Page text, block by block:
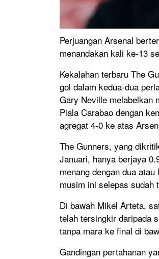
Perjuangan Arsenal
menandakan kali ke-13
Kekalahan terbaru The
gol dalam kedua-dua
Gary Neville melabelkan
Piala Carabao dengan
agregat 4-0 ke atas
The Gunners, yang
Januari, hanya berjaya
menang dengan dua
musim ini selepas sudah
Di bawah Mikel Arteta,
telah tersingkir daripada
tanpa mara ke final di
Gandingan pertahanan